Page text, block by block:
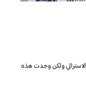
ولكن وجدت هذه